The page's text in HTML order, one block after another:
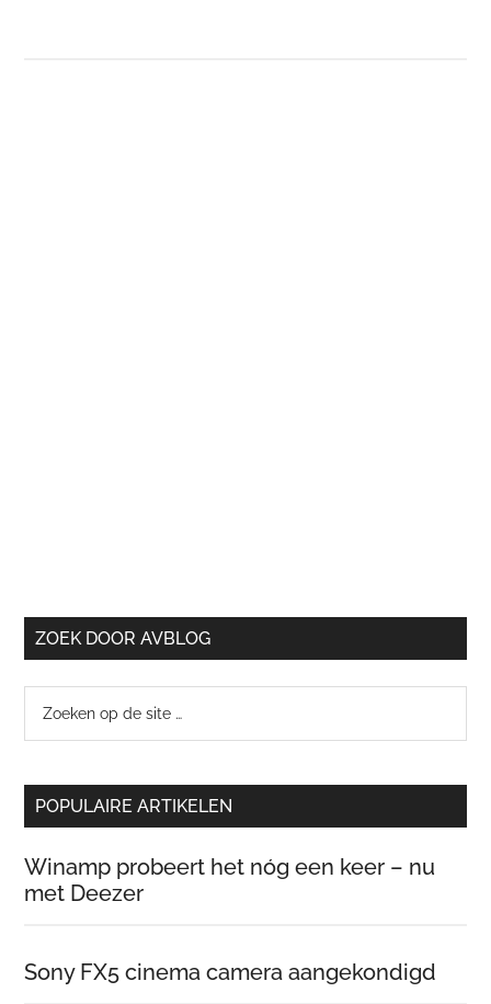
ZOEK DOOR AVBLOG
site
POPULAIRE ARTIKELEN
Winamp probeert het nóg een keer – nu
met Deezer
Sony FX5 cinema camera aangekondigd